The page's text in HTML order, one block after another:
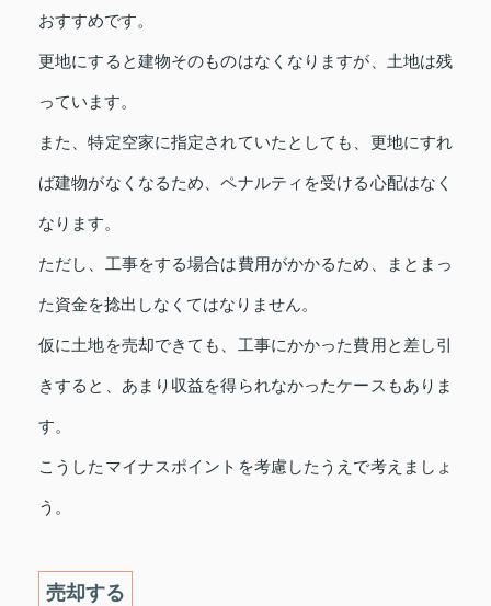
おすすめです。
更地にすると建物そのものはなくなりますが、土地は残
っています。
また、特定空家に指定されていたとしても、更地にすれ
ば建物がなくなるため、ペナルティを受ける心配はなく
なります。
ただし、工事をする場合は費用がかかるため、まとまっ
た資金を捻出しなくてはなりません。
仮に土地を売却できても、工事にかかった費用と差し引
きすると、あまり収益を得られなかったケースもありま
す。
こうしたマイナスポイントを考慮したうえで考えましょ
う。
売却する